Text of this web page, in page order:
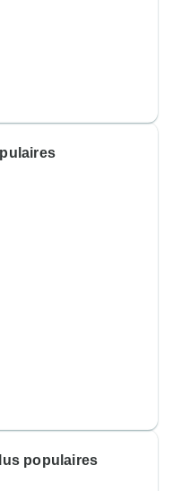
populaires